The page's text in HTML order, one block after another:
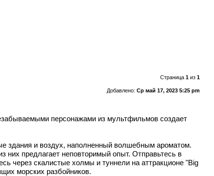
Страница 1из 1
Добавлено: Ср май 17, 2023 5:25 pm
персонажами из мультфильмов создает
здания и воздух, наполненный волшебным ароматом.
них предлагает неповторимый опыт. Отправьтесь в
через скалистые холмы и туннели на аттракционе "Big
морских разбойников.